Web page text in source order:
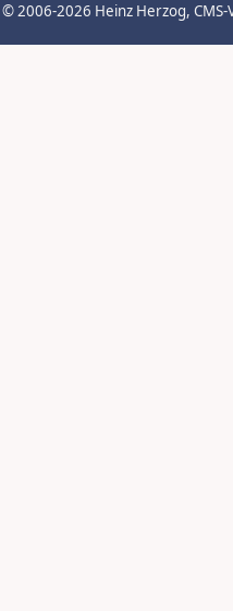
© 2006-2026 Heinz Herzog,